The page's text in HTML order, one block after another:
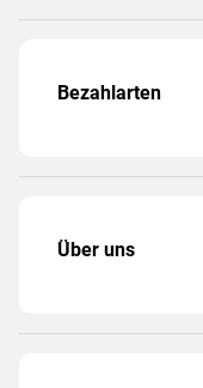
Bezahlarten
Über uns